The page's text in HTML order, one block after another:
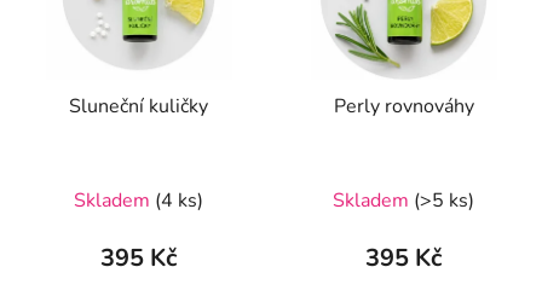
Sluneční kuličky
hodnocení
produktu
Skladem (4 ks)
395 Kč
Perly rovnováhy
Skladem (>5 ks)
395 Kč